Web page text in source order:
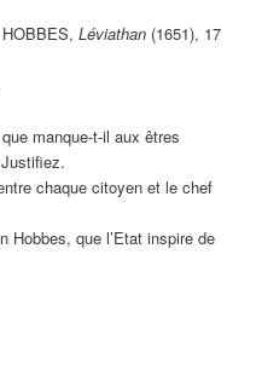
HOBBES, Léviathan(1651), 17
manque-t-il aux êtres
chaque citoyen et le chef
Hobbes, que l’Etat inspire de